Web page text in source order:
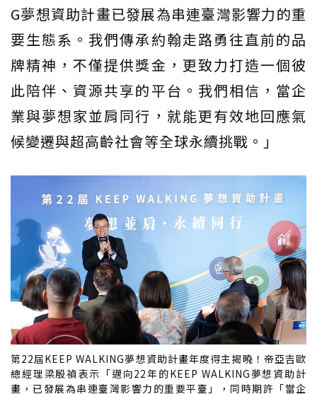
G夢想資助計畫已發展為串連臺灣影響力的重
要生態系。我們傳承約翰走路勇往直前的品
牌精神，不僅提供獎金，更致力打造一個彼
此陪伴、資源共享的平台。我們相信，當企
業與夢想家並肩同行，就能更有效地回應氣
候變遷與超高齡社會等全球永續挑戰。」
第22屆KEEP WALKING夢想資助計畫年度得主揭曉！帝亞吉歐
總經理梁殷禎表示「邁向22年的KEEP WALKING夢想資助計
畫，已發展為串連臺灣影響力的重要平臺」，同時期許「當企